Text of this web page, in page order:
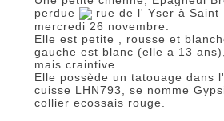
perdue
rue de l' Yser à Saint
mercredi 26 novembre.
Elle est petite , rousse et
gauche est blanc (elle a 13
mais craintive.
Elle possède un tatouage dans
cuisse LHN793, se nomme
collier ecossais rouge.